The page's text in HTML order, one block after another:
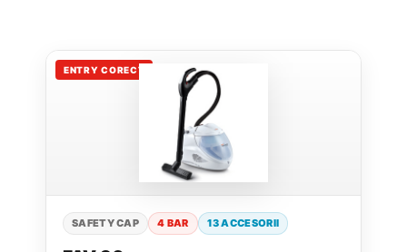
ENTRY CORECT
SAFETY CAP 4 BAR 13 ACCESORII